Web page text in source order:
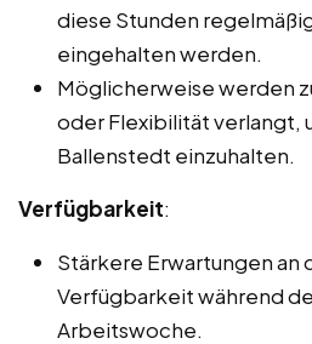
diese Stunden
eingehalten werden.
Möglicherweise werden
oder Flexibilität verlangt,
Ballenstedt einzuhalten.
Verfügbarkeit:
Stärkere Erwartungen an
Verfügbarkeit während
Arbeitswoche.